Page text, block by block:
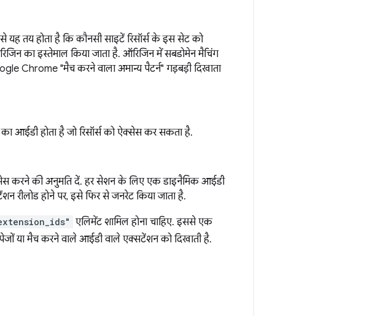
यह तय होता है कि कौनसी साइटें रिसॉर्स के इस सेट को
का इस्तेमाल किया जाता है. ऑरिजिन में सबडोमेन मैचिंग
Chrome "मैच करने वाला अमान्य पैटर्न" गड़बड़ी दिखाता
आईडी होता है जो रिसॉर्स को ऐक्सेस कर सकता है.
करने की अनुमति दें. हर सेशन के लिए एक डाइनैमिक आईडी
रीलोड होने पर, इसे फिर से जनरेट किया जाता है.
एलिमेंट शामिल होना चाहिए. इससे एक
या मैच करने वाले आईडी वाले एक्सटेंशन को दिखाती है.